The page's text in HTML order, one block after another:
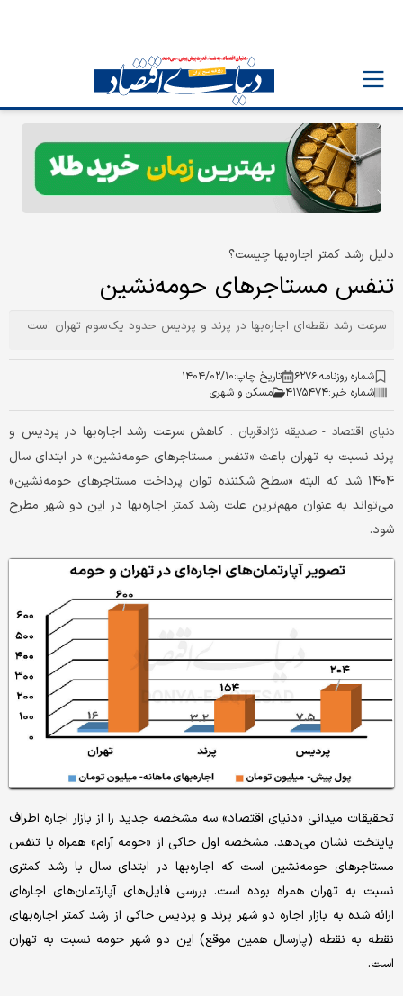
دلیل رشد کمتر اجاره‏‏‌بها چیست؟
تنفس مستاجرهای حومه‏‏‌نشین
سرعت رشد نقطه‌‌‌اي اجاره‌‌‌بها در پرند و پرديس حدود يک‌سوم تهران است
شماره روزنامه:۶۲۷۶ تاریخ چاپ:۱۴۰۴/۰۲/۱۰
شماره خبر:۴۱۷۵۴۷۴ مسکن و شهری
دنیای اقتصاد - صديقه نژادقربان : کاهش سرعت رشد اجاره‌‌‌بها در پردیس و
پرند نسبت به تهران باعث «تنفس مستاجرهای حومه‌‌‌نشین» در ابتدای سال
۱۴۰۴ شد که البته «سطح شکننده توان پرداخت مستاجرهای حومه‌‌‌نشین»
می‌تواند به عنوان مهم‌ترین علت رشد کمتر اجاره‌‌‌بها در این دو شهر مطرح
شود.
تحقیقات میدانی «دنیای اقتصاد» سه مشخصه جدید را از بازار اجاره اطراف
پایتخت نشان می‌دهد. مشخصه اول حاکی از «حومه آرام» همراه با تنفس
مستاجرهای حومه‌نشین است که اجاره‌‌‌بها در ابتدای سال با رشد کمتری
نسبت به تهران همراه بوده است. بررسی فایل‌‌‌های آپارتمان‌‌‌های اجاره‌‌‌ای
ارائه شده به بازار اجاره دو شهر پرند و پردیس حاکی از رشد کمتر اجاره‌‌‌بهای
نقطه به نقطه (پارسال همین موقع) این دو شهر حومه نسبت به تهران
است.